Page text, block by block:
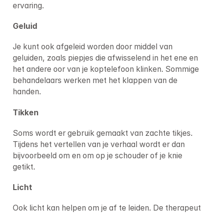
ervaring.
Geluid
Je kunt ook afgeleid worden door middel van
geluiden, zoals piepjes die afwisselend in het ene en
het andere oor van je koptelefoon klinken. Sommige
behandelaars werken met het klappen van de
handen.
Tikken
Soms wordt er gebruik gemaakt van zachte tikjes.
Tijdens het vertellen van je verhaal wordt er dan
bijvoorbeeld om en om op je schouder of je knie
getikt.
Licht
Ook licht kan helpen om je af te leiden. De therapeut